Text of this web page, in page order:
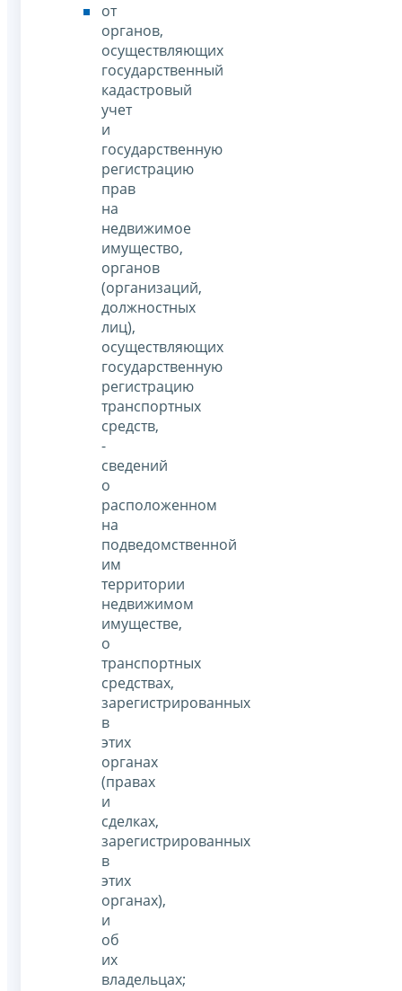
от
органов,
осуществляющих
государственный
кадастровый
учет
и
государственную
регистрацию
прав
на
недвижимое
имущество,
органов
(организаций,
должностных
лиц),
осуществляющих
государственную
регистрацию
транспортных
средств,
-
сведений
о
расположенном
на
подведомственной
им
территории
недвижимом
имуществе,
о
транспортных
средствах,
зарегистрированных
в
этих
органах
(правах
и
сделках,
зарегистрированных
в
этих
органах),
и
об
их
владельцах;